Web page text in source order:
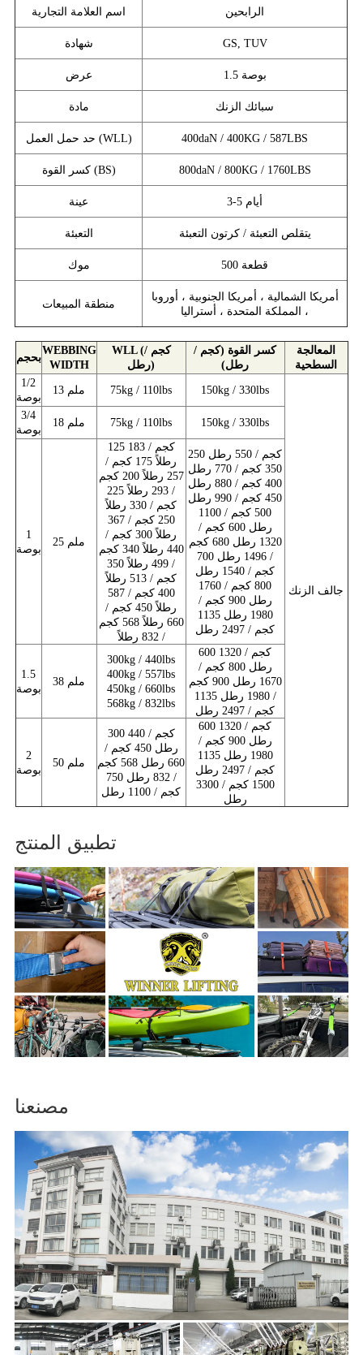
اسم العلامة التجارية الرابحين
شهادة GS, TUV
عرض 1.5 بوصة
مادة سبائك الزنك
حد حمل العمل (WLL) 400daN / 400KG / 587LBS
كسر القوة (BS) 800daN / 800KG / 1760LBS
عينة 3-5 أيام
التعبئة يتقلص التعبئة / كرتون التعبئة
موك 500 قطعة
منطقة المبيعات
أمريكا الشمالية ، أمريكا الجنوبية ، أوروبا
، المملكة المتحدة ، أستراليا
بحجم
WEBBING
WIDTH
WLL (كجم /
رطل)
كسر القوة (كجم /
رطل)
المعالجة
السطحية
1/2
بوصة
13 ملم 75kg / 110lbs 150kg / 330lbs
جالف الزنك
3/4
بوصة
18 ملم 75kg / 110lbs 150kg / 330lbs
1
بوصة
25 ملم
125 كجم / 183
رطلاً 175 كجم /
257 رطلاً 200 كجم
/ 293 رطلاً 225
كجم / 330 رطلاً
250 كجم / 367
رطلاً 300 كجم /
440 رطلاً 340 كجم
/ 499 رطلاً 350
كجم / 513 رطلاً
400 كجم / 587
رطلاً 450 كجم /
660 رطلاً 568 كجم
/ 832 رطلاً
250 كجم / 550 رطل
350 كجم / 770 رطل
400 كجم / 880 رطل
450 كجم / 990 رطل
500 كجم / 1100
رطل 600 كجم /
1320 رطل 680 كجم
/ 1496 رطل 700
كجم / 1540 رطل
800 كجم / 1760
رطل 900 كجم /
1980 رطل 1135
كجم / 2497 رطل
1.5
بوصة
38 ملم
300kg / 440lbs
400kg / 557lbs
450kg / 660lbs
568kg / 832lbs
600 كجم / 1320
رطل 800 كجم /
1670 رطل 900 كجم
/ 1980 رطل 1135
كجم / 2497 رطل
2
بوصة
50 ملم
300 كجم / 440
رطل 450 كجم /
660 رطل 568 كجم
/ 832 رطل 750
كجم / 1100 رطل
600 كجم / 1320
رطل 900 كجم /
1980 رطل 1135
كجم / 2497 رطل
1500 كجم / 3300
رطل
تطبيق المنتج
مصنعنا